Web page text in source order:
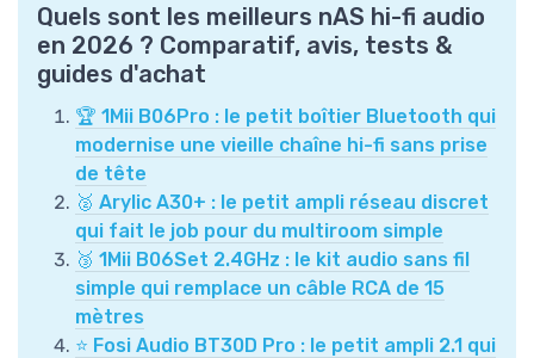
Quels sont les meilleurs nAS hi-fi audio
en 2026 ? Comparatif, avis, tests &
guides d'achat
🏆 1Mii B06Pro : le petit boîtier Bluetooth qui
modernise une vieille chaîne hi-fi sans prise
de tête
🥈 Arylic A30+ : le petit ampli réseau discret
qui fait le job pour du multiroom simple
🥉 1Mii B06Set 2.4GHz : le kit audio sans fil
simple qui remplace un câble RCA de 15
mètres
⭐ Fosi Audio BT30D Pro : le petit ampli 2.1 qui